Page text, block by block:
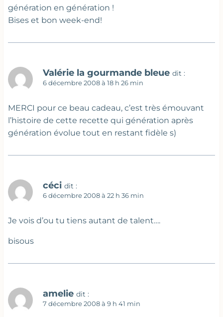
génération en génération !
Bises et bon week-end!
Valérie la gourmande bleue dit :
6 décembre 2008 à 18 h 26 min
MERCI pour ce beau cadeau, c’est très émouvant
l’histoire de cette recette qui génération après
génération évolue tout en restant fidèle s)
céci dit :
6 décembre 2008 à 22 h 36 min
Je vois d’ou tu tiens autant de talent….
bisous
amelie dit :
7 décembre 2008 à 9 h 41 min